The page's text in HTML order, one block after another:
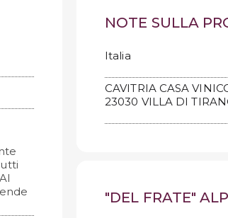
NOTE SULLA
Italia
CAVITRIA CASA
23030 VILLA DI
"DEL FRATE"